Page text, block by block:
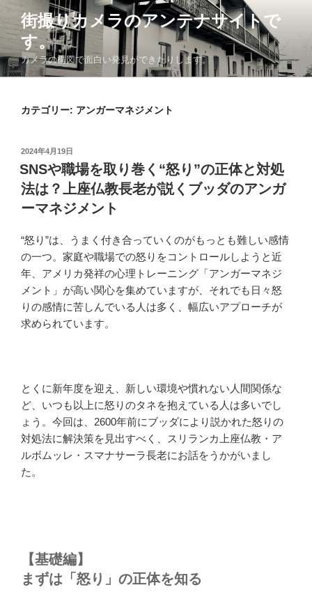
コ
ン
テ
ン
ツ
街撮りカメラのアンテナサイトで
す。
カメラの構図で面白い発見ができたりします。
カテゴリー: アンガーマネジメント
投
稿
日:
2024年4月19日
SNSや職場を取り巻く“怒り”の正体と対処
法は？上座仏教長老が説くブッダのアンガ
ーマネジメント
“怒り”は、うまく付き合っていくのがもっとも難しい感情
の一つ。家庭や職場での怒りをコントロールしようと近
年、アメリカ発祥の心理トレーニング「アンガーマネジ
メント」が高い関心を集めていますが、それでも日々怒
りの感情に苦しんでいる人は多く、幅広いアプローチが
求められています。
とくに新年度を迎え、新しい環境や慣れない人間関係な
ど、いつも以上に怒りのタネを抱えている人は多いでし
ょう。今回は、2600年前にブッダにより説かれた怒りの
対処法に解決策を見出すべく、スリランカ上座仏教・ア
ルボムッレ・スマナサーラ長老にお話をうかがいまし
た。
【基礎編】
まずは「怒り」の正体を知る